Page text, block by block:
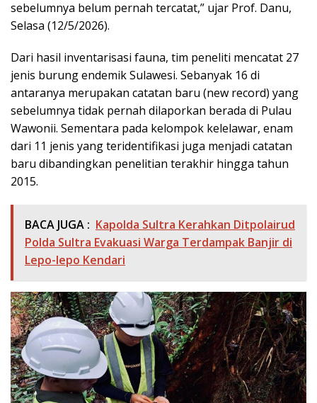
sebelumnya belum pernah tercatat,” ujar Prof. Danu,
Selasa (12/5/2026).
Dari hasil inventarisasi fauna, tim peneliti mencatat 27
jenis burung endemik Sulawesi. Sebanyak 16 di
antaranya merupakan catatan baru (new record) yang
sebelumnya tidak pernah dilaporkan berada di Pulau
Wawonii. Sementara pada kelompok kelelawar, enam
dari 11 jenis yang teridentifikasi juga menjadi catatan
baru dibandingkan penelitian terakhir hingga tahun
2015.
BACA JUGA : Kapolda Sultra Kerahkan Ditpolairud
Polda Sultra Evakuasi Warga Terdampak Banjir di
Lepo-lepo Kendari